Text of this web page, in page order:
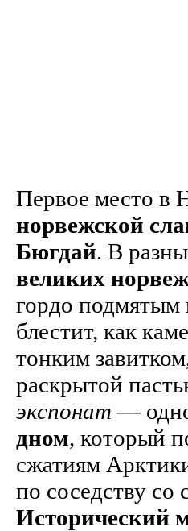
Первое место в
норвежской
Бюгдай. В
великих
гордо
блестит, как
тонким
раскрытой
экспонат —
дном, который
сжатиям
по соседству со
Исторический